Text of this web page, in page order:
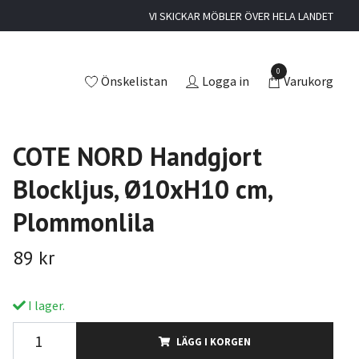
VI SKICKAR MÖBLER ÖVER HELA LANDET
Önskelistan Logga in
0
Varukorg
COTE NORD Handgjort
Blockljus, Ø10xH10 cm,
Plommonlila
89 kr
I lager.
LÄGG I KORGEN